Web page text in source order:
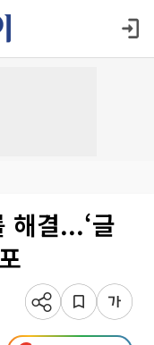
해결...‘글